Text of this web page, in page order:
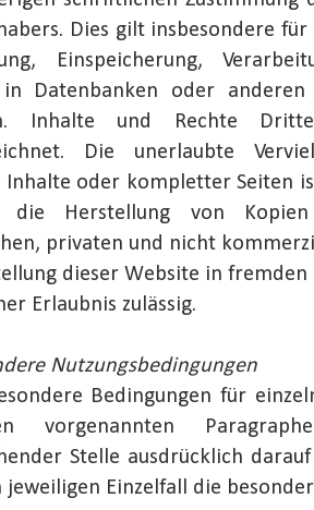
Dies gilt insbesondere
Einspeicherung,
Datenbanken oder
Inhalte und Rechte
Die unerlaubte
Inhalte oder kompletter Seiten
die Herstellung von
privaten und nicht
dieser Website in
Erlaubnis zulässig.
Nutzungsbedingungen
Bedingungen für
vorgenannten
Stelle ausdrücklich
jeweiligen Einzelfall die